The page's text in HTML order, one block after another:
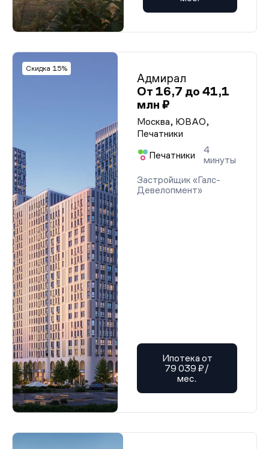
Скидка 15%
Адмирал
От 16,7 до 41,1
млн ₽
Москва, ЮВАО,
Печатники
Печатники
4
минуты
Застройщик «Галс-
Девелопмент»
Ипотека от
79 039 ₽/
мес.